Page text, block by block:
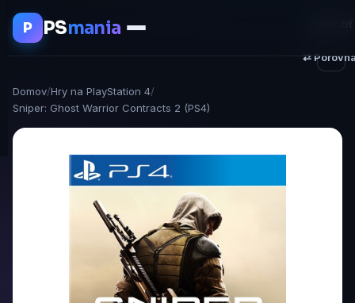
P PSmania
Domov/Hry na PlayStation 4/
Sniper: Ghost Warrior Contracts 2 (PS4)
⇄